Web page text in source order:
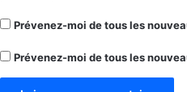
Prévenez-moi de tous les
Prévenez-moi de tous les